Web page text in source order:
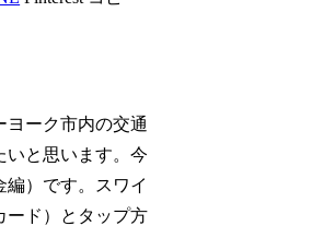
ヨーク市内の交通
いと思います。今
編）です。スワイ
ード）とタップ方